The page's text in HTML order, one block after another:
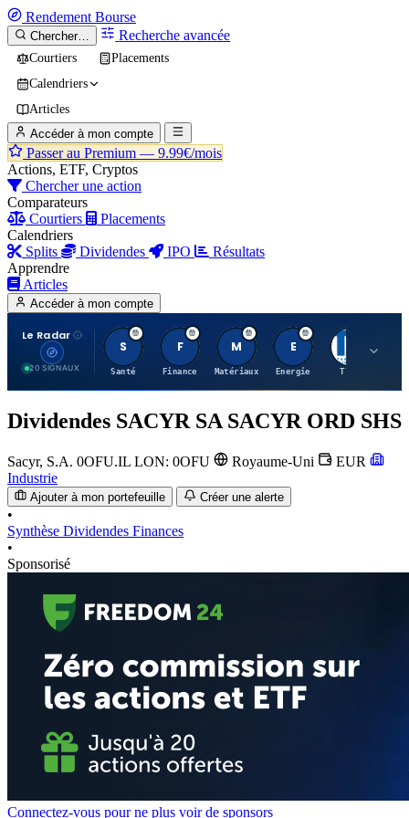
Rendement Bourse
Chercher… Recherche avancée
Courtiers
Placements
Calendriers
Articles
Accéder à mon compte
Passer au Premium — 9.99€/mois
Actions, ETF, Cryptos
Chercher une action
Comparateurs
Courtiers
Placements
Calendriers
Splits
Dividendes IPO
Résultats
Apprendre
Articles
Accéder à mon compte
Le Radar
20 SIGNAUX
S
Santé
F
Finance
M
Matériaux
E
Energie TTWO
Dividendes SACYR SA SACYR ORD SHS
Sacyr, S.A. 0OFU.IL LON: 0OFU Royaume-Uni
EUR
Industrie
Ajouter à mon portefeuille Créer une alerte
•
Synthèse Dividendes Finances
•
Sponsorisé
Connectez-vous pour ne plus voir de sponsors